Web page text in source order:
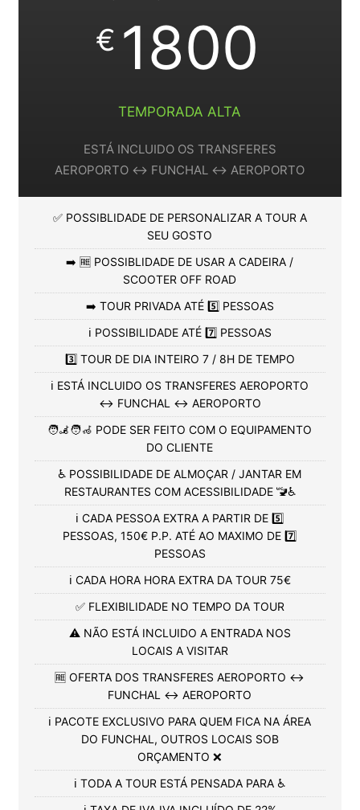
€ 1800
TEMPORADA ALTA
ESTÁ INCLUIDO OS TRANSFERES
AEROPORTO ↔️ FUNCHAL ↔️ AEROPORTO
✅ POSSIBLIDADE DE PERSONALIZAR A TOUR A
SEU GOSTO
➡️ 🆓 POSSIBLIDADE DE USAR A CADEIRA /
SCOOTER OFF ROAD
➡️ TOUR PRIVADA ATÉ 5️⃣ PESSOAS
ℹ️ POSSIBILIDADE ATÉ 7️⃣ PESSOAS
3️⃣ TOUR DE DIA INTEIRO 7 / 8H DE TEMPO
ℹ️ ESTÁ INCLUIDO OS TRANSFERES AEROPORTO
↔️ FUNCHAL ↔️ AEROPORTO
🧑‍🦼🧑‍🦽 PODE SER FEITO COM O EQUIPAMENTO
DO CLIENTE
♿ POSSIBILIDADE DE ALMOÇAR / JANTAR EM
RESTAURANTES COM ACESSIBILIDADE 🚾♿
ℹ️ CADA PESSOA EXTRA A PARTIR DE 5️⃣
PESSOAS, 150€ P.P. ATÉ AO MAXIMO DE 7️⃣
PESSOAS
ℹ️ CADA HORA HORA EXTRA DA TOUR 75€
✅ FLEXIBILIDADE NO TEMPO DA TOUR
⚠️ NÃO ESTÁ INCLUIDO A ENTRADA NOS
LOCAIS A VISITAR
🆓 OFERTA DOS TRANSFERES AEROPORTO ↔️
FUNCHAL ↔️ AEROPORTO
ℹ️ PACOTE EXCLUSIVO PARA QUEM FICA NA ÁREA
DO FUNCHAL, OUTROS LOCAIS SOB
ORÇAMENTO ❌
ℹ️ TODA A TOUR ESTÁ PENSADA PARA ♿